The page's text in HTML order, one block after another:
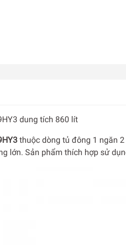
dung tích 860 lít
thuộc dòng tủ đông 1 ngăn
lớn. Sản phẩm thích hợp sử